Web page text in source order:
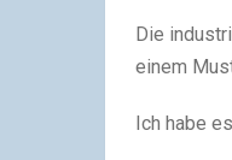
Die
einem
Ich habe